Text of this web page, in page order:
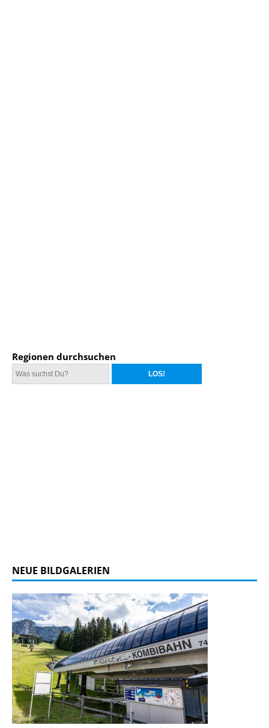
Regionen durchsuchen
NEUE BILDGALERIEN